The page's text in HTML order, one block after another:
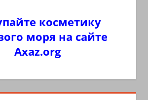
косметику
моря на сайте
Axaz.org